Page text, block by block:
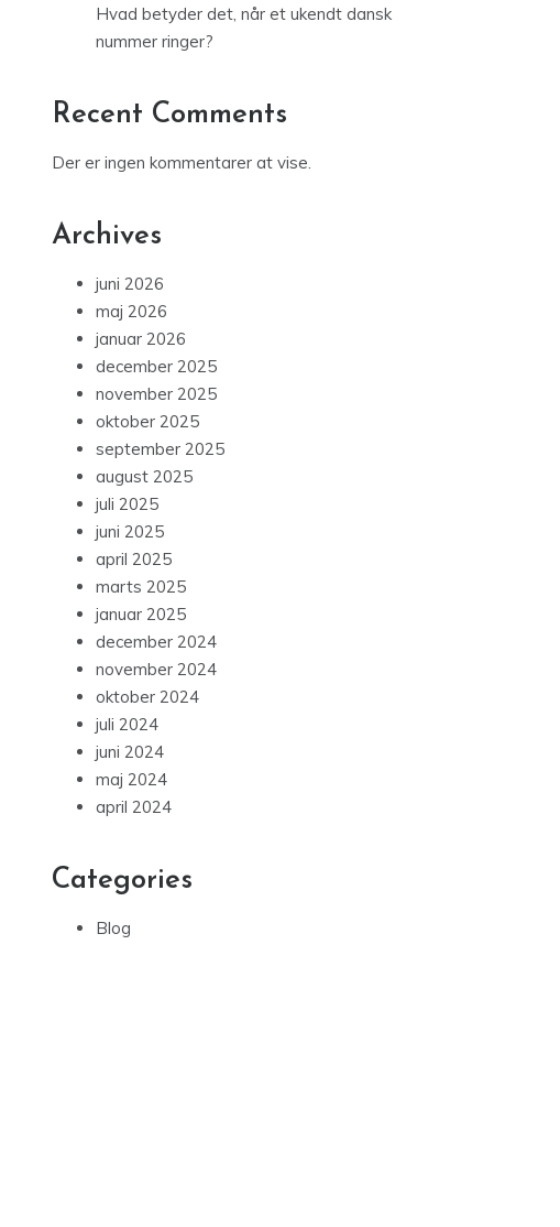
Hvad betyder det, når et ukendt dansk
nummer ringer?
Recent Comments
Der er ingen kommentarer at vise.
Archives
juni 2026
maj 2026
januar 2026
december 2025
november 2025
oktober 2025
september 2025
august 2025
juli 2025
juni 2025
april 2025
marts 2025
januar 2025
december 2024
november 2024
oktober 2024
juli 2024
juni 2024
maj 2024
april 2024
Categories
Blog